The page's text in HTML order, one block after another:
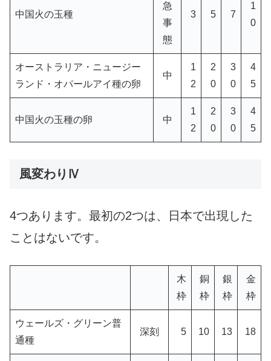
中国火の玉種
急
事
態
3 5 7
1
0
オーストラリア・ニュージー
ランド・オパールアイ種の卵
中
1
2
2
0
3
0
4
5
中国火の玉種の卵 中
1
2
2
0
3
0
4
5
風変わりⅣ
4つあります。最初の2つは、日本で出現した
ことはないです。
木
枠
銅
枠
銀
枠
金
枠
ウェールズ・グリーン普
通種
深刻 5 10 13 18